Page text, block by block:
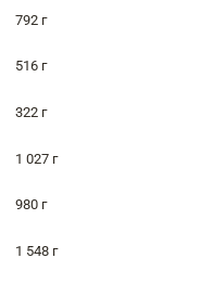
792 г
516 г
322 г
1 027 г
980 г
1 548 г